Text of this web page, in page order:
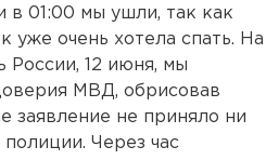
в 01:00 мы ушли, так как
уже очень хотела спать. На
12 июня, мы
МВД, обрисовав
заявление не приняло ни
Через час